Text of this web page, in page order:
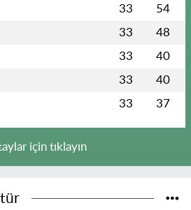
33 54
33 48
33 40
33 40
33 37
için tıklayın